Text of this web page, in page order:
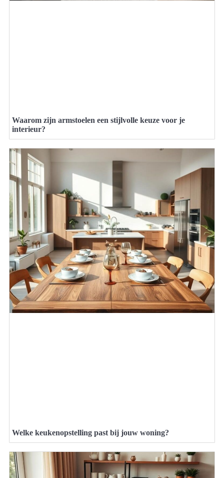
Waarom zijn armstoelen een stijlvolle keuze voor je
interieur?
Welke keukenopstelling past bij jouw woning?